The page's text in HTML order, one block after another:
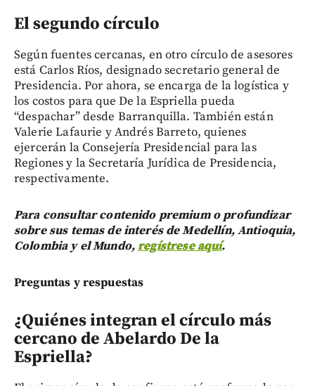
El segundo círculo
Según fuentes cercanas, en otro círculo de asesores
está Carlos Ríos, designado secretario general de
Presidencia. Por ahora, se encarga de la logística y
los costos para que De la Espriella pueda
“despachar” desde Barranquilla. También están
Valerie Lafaurie y Andrés Barreto, quienes
ejercerán la Consejería Presidencial para las
Regiones y la Secretaría Jurídica de Presidencia,
respectivamente.
Para consultar contenido premium o profundizar
sobre sus temas de interés de Medellín, Antioquia,
Colombia y el Mundo,regístrese aquí.
Preguntas y respuestas
¿Quiénes integran el círculo más
cercano de Abelardo De la
Espriella?